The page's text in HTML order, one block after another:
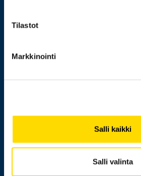
Tilastot
Markkinointi
Salli kaikki
Salli valinta